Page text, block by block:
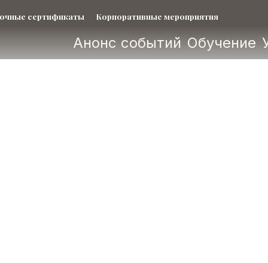
сертификаты Корпоративные мероприятия
Анонс событий Обучение